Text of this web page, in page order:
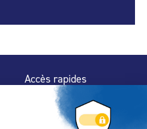
Accès rapides
Espace Presse
Trouver un